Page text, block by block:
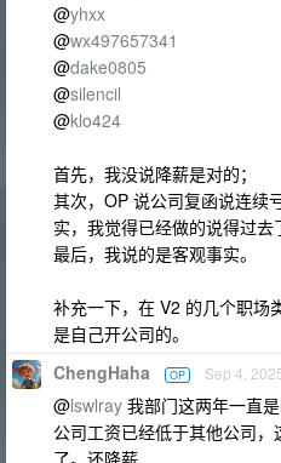
@yhxx
@wx497657341
@dake0805
@silencil
@klo424
首先，我没说降薪是对的；
其次，OP 说公司复函说连续
实，我觉得已经做的说得过去
最后，我说的是客观事实。
补充一下，在 V2 的几个职场
是自己开公司的。
ChengHaha OP Sep 4,
@lswlray 我部门这两年一直
公司工资已经低于其他公司
了。还降薪